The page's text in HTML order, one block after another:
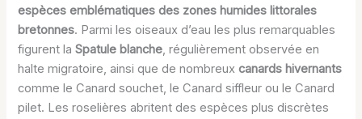
espèces emblématiques des zones humides littorales
bretonnes. Parmi les oiseaux d’eau les plus remarquables
figurent laSpatule blanche, régulièrement observée en
halte migratoire, ainsi que de nombreuxcanards hivernants
comme le Canard souchet, le Canard siffleur ou le Canard
pilet. Les roselières abritent des espèces plus discrètes